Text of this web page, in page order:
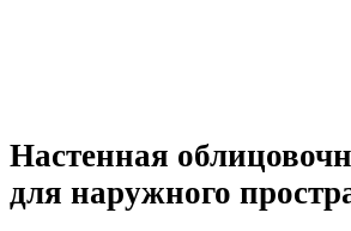
Настенная
для наружного